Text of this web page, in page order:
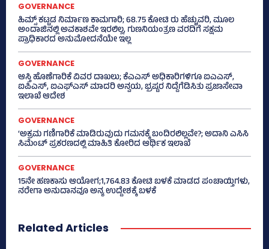
GOVERNANCE
ಹಿಮ್ಸ್‌ ಕಟ್ಟಡ ನಿರ್ಮಾಣ ಕಾಮಗಾರಿ; 68.75 ಕೋಟಿ ರು ಹೆಚ್ಚುವರಿ, ಮೂಲ
ಅಂದಾಜಿನಲ್ಲಿ ಅವಕಾಶವೇ ಇರಲಿಲ್ಲ, ಗುಣನಿಯಂತ್ರಣ ವರದಿಗೆ ಸಕ್ಷಮ
ಪ್ರಾಧಿಕಾರದ ಅನುಮೋದನೆಯೇ ಇಲ್ಲ
GOVERNANCE
ಆಸ್ತಿ ಹೊಣೆಗಾರಿಕೆ ವಿವರ ದಾಖಲು; ಕೆಎಎಸ್ ಅಧಿಕಾರಿಗಳಿಗೂ ಐಎಎಸ್‌,
ಐಪಿಎಸ್‌, ಐಎಫ್‌ಎಸ್‌ ಮಾದರಿ ಅನ್ವಯ, ಭ್ರಷ್ಟರ ನಿದ್ದೆಗೆಡಿಸಿತು ಪ್ರಜಾಸೇವಾ
ಇಲಾಖೆ ಆದೇಶ
GOVERNANCE
‘ಅಕ್ರಮ ಗಣಿಗಾರಿಕೆ ಮಾಡಿರುವುದು ಗಮನಕ್ಕೆ ಬಂದಿರಲಿಲ್ಲವೇ?; ಅದಾನಿ ಎಸಿಸಿ
ಸಿಮೆಂಟ್ ಪ್ರಕರಣದಲ್ಲಿ ಮಾಹಿತಿ ಕೋರಿದ ಆರ್ಥಿಕ ಇಲಾಖೆ
GOVERNANCE
15ನೇ ಹಣಕಾಸು ಆಯೋಗ;1,764.83 ಕೋಟಿ ಬಳಕೆ ಮಾಡದ ಪಂಚಾಯ್ತಿಗಳು,
ನರೇಗಾ ಅನುದಾನವೂ ಅನ್ಯ ಉದ್ದೇಶಕ್ಕೆ ಬಳಕೆ
Related Articles